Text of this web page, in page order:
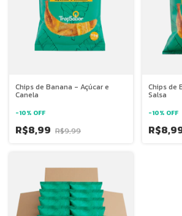
Chips de Banana - Açúcar e
Canela
-10% OFF
R$8,99 R$9,99
Chips de
Salsa
-10% OFF